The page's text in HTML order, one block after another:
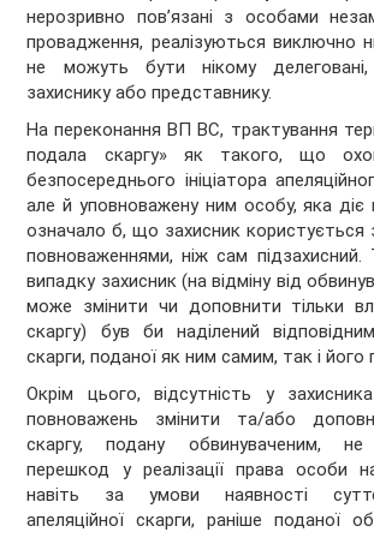
нерозривно пов’язані з особами
провадження, реалізуються виключно
не можуть бути нікому
захиснику або представнику.
На переконання ВП ВС, трактування
подала скаргу» як такого, що
безпосереднього ініціатора
але й уповноважену ним особу, яка діє
означало б, що захисник
повноваженнями, ніж сам
випадку захисник (на відміну від
може змінити чи доповнити тільки
скаргу) був би наділений
скарги, поданої як ним самим, так і його
Окрім цього, відсутність у
повноважень змінити та/або
скаргу, подану обвинуваченим, не
перешкод у реалізації права особи
навіть за умови наявності
апеляційної скарги, раніше поданої